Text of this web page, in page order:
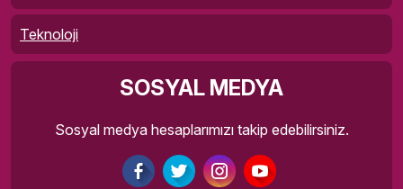
Teknoloji
SOSYAL MEDYA
Sosyal medya hesaplarımızı takip edebilirsiniz.